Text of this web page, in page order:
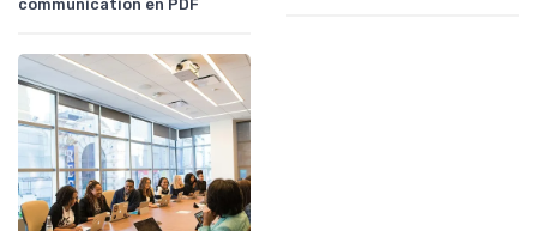
communication en PDF